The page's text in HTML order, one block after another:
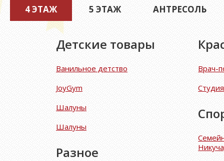
4 ЭТАЖ(АКТИВНАЯ ВКЛАДКА)
5 ЭТАЖ АНТРЕСОЛЬ
Детские товары
Ванильное детство
JoyGym
Шалуны
Шалуны
Разное
Врач-